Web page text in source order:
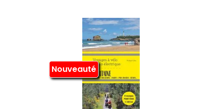
Nouveauté